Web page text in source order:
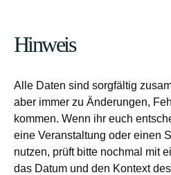
Hinweis
Alle Daten sind sorgfältig
aber immer zu Änderungen,
kommen. Wenn ihr euch
eine Veranstaltung oder einen
nutzen, prüft bitte nochmal mit
das Datum und den Kontext